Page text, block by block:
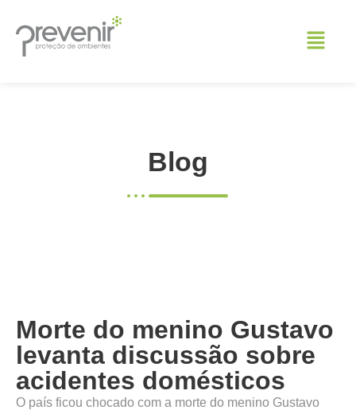
Blog
Morte do menino Gustavo
levanta discussão sobre
acidentes domésticos
O país ficou chocado com a morte do menino Gustavo